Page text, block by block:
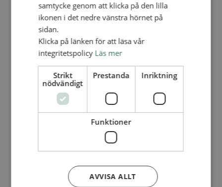
Lediga tjänster
FÖR FÖRSAMLINGAR
FÖRDJUPNING OCH UTVECKLING
Missionella initiativ
Smågrupper
Skapelse och miljö
Gudstjänst
Vänförsamling
Integrationsarbete
För barns bästa – överallt
Missionsinspiratörens verktygslåda
Redovisning och lönehantering
Kyrkoavgiften
samtycke genom att klicka på den lilla
ikonen i det nedre vänstra hörnet på
sidan.
Klicka på länken för att läsa vår
integritetspolicy Läs mer
Strikt
nödvändigt
Prestanda Inriktning
Funktioner
AVVISA ALLT